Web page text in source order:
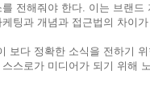
전해줘야 한다. 이는 브랜
팅과 개념과 접근법의 차이가
보다 정확한 소식을 전하기
스로가 미디어가 되기 위해